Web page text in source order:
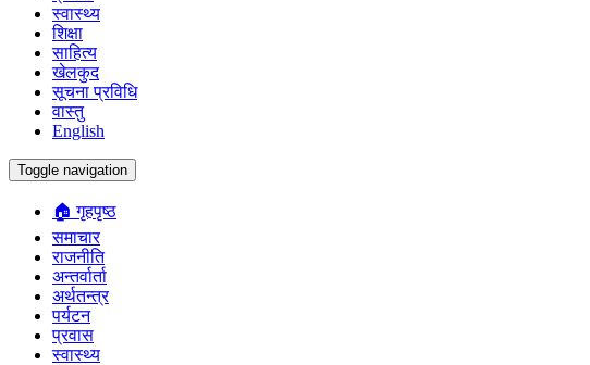
स्वास्थ्य
शिक्षा
साहित्य
खेलकुद
सूचना प्रविधि
वास्तु
English
Toggle navigation
🏠 गृहपृष्ठ
समाचार
राजनीति
अन्तर्वार्ता
अर्थतन्त्र
पर्यटन
प्रवास
स्वास्थ्य